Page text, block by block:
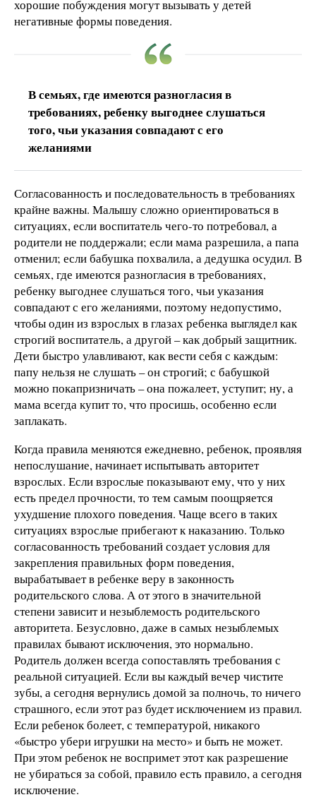
хорошие побуждения могут вызывать у детей
негативные формы поведения.
В семьях, где имеются разногласия в
требованиях, ребенку выгоднее слушаться
того, чьи указания совпадают с его
желаниями
Согласованность и последовательность в требованиях
крайне важны. Малышу сложно ориентироваться в
ситуациях, если воспитатель чего-то потребовал, а
родители не поддержали; если мама разрешила, а папа
отменил; если бабушка похвалила, а дедушка осудил. В
семьях, где имеются разногласия в требованиях,
ребенку выгоднее слушаться того, чьи указания
совпадают с его желаниями, поэтому недопустимо,
чтобы один из взрослых в глазах ребенка выглядел как
строгий воспитатель, а другой – как добрый защитник.
Дети быстро улавливают, как вести себя с каждым:
папу нельзя не слушать – он строгий; с бабушкой
можно покапризничать – она пожалеет, уступит; ну, а
мама всегда купит то, что просишь, особенно если
заплакать.
Когда правила меняются ежедневно, ребенок, проявляя
непослушание, начинает испытывать авторитет
взрослых. Если взрослые показывают ему, что у них
есть предел прочности, то тем самым поощряется
ухудшение плохого поведения. Чаще всего в таких
ситуациях взрослые прибегают к наказанию. Только
согласованность требований создает условия для
закрепления правильных форм поведения,
вырабатывает в ребенке веру в законность
родительского слова. А от этого в значительной
степени зависит и незыблемость родительского
авторитета. Безусловно, даже в самых незыблемых
правилах бывают исключения, это нормально.
Родитель должен всегда сопоставлять требования с
реальной ситуацией. Если вы каждый вечер чистите
зубы, а сегодня вернулись домой за полночь, то ничего
страшного, если этот раз будет исключением из правил.
Если ребенок болеет, с температурой, никакого
«быстро убери игрушки на место» и быть не может.
При этом ребенок не воспримет этот как разрешение
не убираться за собой, правило есть правило, а сегодня
исключение.